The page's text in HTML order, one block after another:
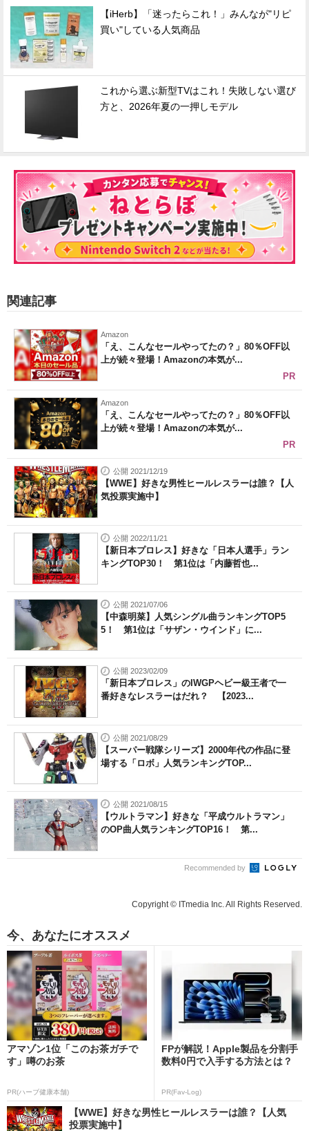
【iHerb】「迷ったらこれ！」みんなが"リピ
買い"している人気商品
これから選ぶ新型TVはこれ！失敗しない選び
方と、2026年夏の一押しモデル
関連記事
Amazon
「え、こんなセールやってたの？」80％OFF以
上が続々登場！Amazonの本気が...
PR
Amazon
「え、こんなセールやってたの？」80％OFF以
上が続々登場！Amazonの本気が...
PR
公開 2021/12/19
【WWE】好きな男性ヒールレスラーは誰？【人
気投票実施中】
公開 2022/11/21
【新日本プロレス】好きな「日本人選手」ラン
キングTOP30！ 第1位は「内藤哲也...
公開 2021/07/06
【中森明菜】人気シングル曲ランキングTOP5
5！ 第1位は「サザン・ウインド」に...
公開 2023/02/09
「新日本プロレス」のIWGPヘビー級王者で一
番好きなレスラーはだれ？ 【2023...
公開 2021/08/29
【スーパー戦隊シリーズ】2000年代の作品に登
場する「ロボ」人気ランキングTOP...
公開 2021/08/15
【ウルトラマン】好きな「平成ウルトラマン」
のOP曲人気ランキングTOP16！ 第...
Recommended by
Copyright © ITmedia Inc. All Rights Reserved.
今、あなたにオススメ
アマゾン1位「このお茶ガチで
す」噂のお茶
PR(ハーブ健康本舗)
FPが解説！Apple製品を分割手
数料0円で入手する方法とは？
PR(Fav-Log)
【WWE】好きな男性ヒールレスラーは誰？【人気
投票実施中】